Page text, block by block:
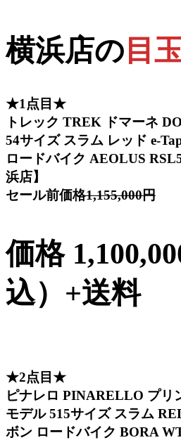
横浜店の 目
★1点目★
トレック TREK ドマーネ
54サイズ スラム レッド e-
ロードバイク AEOLUS
浜店】
セール前価格1,155,000円
価格
込）+送料
★2点目★
ピナレロ PINARELLO プリ
モデル 515サイズ スラム
ボン ロードバイク BORA